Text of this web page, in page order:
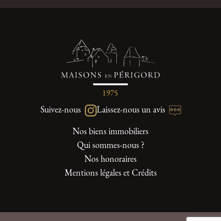
Suivez-nous Laissez-nous un avis
Nos biens immobiliers
Qui sommes-nous ?
Nos honoraires
Mentions légales et Crédits